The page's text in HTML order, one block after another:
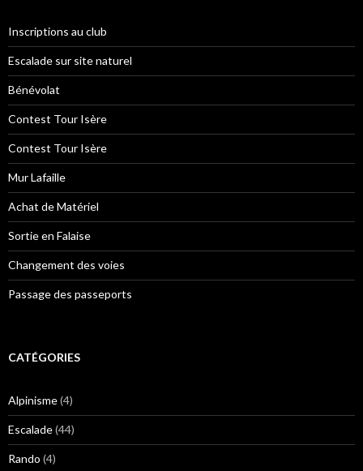
Inscriptions au club
Escalade sur site naturel
Bénévolat
Contest Tour Isère
Contest Tour Isère
Mur Lafaille
Achat de Matériel
Sortie en Falaise
Changement des voies
Passage des passeports
CATÉGORIES
Alpinisme(4)
Escalade(44)
Rando (4)